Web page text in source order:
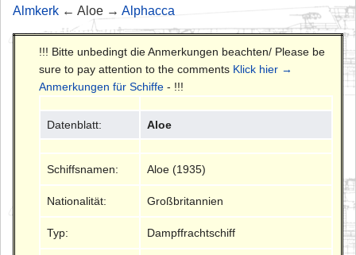
Almkerk ← Aloe → Alphacca
!!! Bitte unbedingt die Anmerkungen beachten/ Please be
sure to pay attention to the comments Klick hier →
Anmerkungen für Schiffe - !!!
Datenblatt: Aloe
Schiffsnamen: Aloe (1935)
Nationalität: Großbritannien
Typ: Dampffrachtschiff